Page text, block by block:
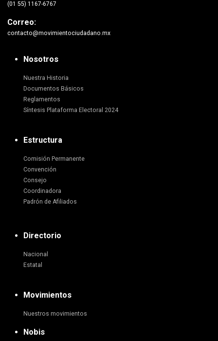
(01 55) 1167-6767
Correo:
contacto@movimientociudadano.mx
Nosotros
Nuestra Historia
Documentos Básicos
Reglamentos
Síntesis Plataforma Electoral 2024
Estructura
Comisión Permanente
Convención
Consejo
Coordinadora
Padrón de Afiliados
Directorio
Nacional
Estatal
Movimientos
Nuestros movimientos
Nobis